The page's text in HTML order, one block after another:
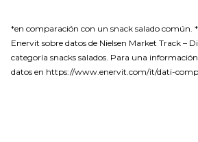
*en comparación con un snack salado común.
Enervit sobre datos de Nielsen Market Track –
categoría snacks salados. Para una
datos en https://www.enervit.com/it/dati-